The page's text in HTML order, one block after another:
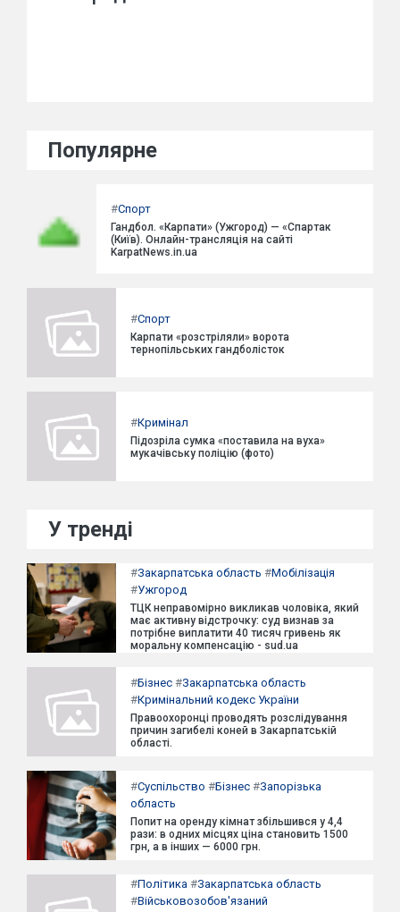
Популярне
#Спорт
Гандбол. «Карпати» (Ужгород) — «Спартак
(Київ). Онлайн-трансляція на сайті
KarpatNews.in.ua
#Спорт
Карпати «розстріляли» ворота
тернопільських гандболісток
#Кримінал
Підозріла сумка «поставила на вуха»
мукачівську поліцію (фото)
У тренді
#Закарпатська область #Мобілізація
#Ужгород
ТЦК неправомірно викликав чоловіка, який
має активну відстрочку: суд визнав за
потрібне виплатити 40 тисяч гривень як
моральну компенсацію - sud.ua
#Бізнес #Закарпатська область
#Кримінальний кодекс України
Правоохоронці проводять розслідування
причин загибелі коней в Закарпатській
області.
#Суспільство #Бізнес #Запорізька
область
Попит на оренду кімнат збільшився у 4,4
рази: в одних місцях ціна становить 1500
грн, а в інших — 6000 грн.
#Політика #Закарпатська область
#Військовозобов'язаний